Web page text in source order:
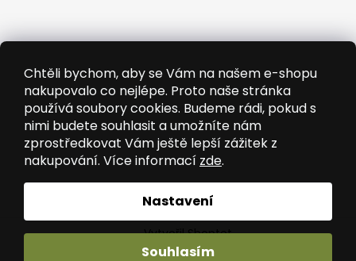
Chtěli bychom, aby se Vám na našem e-shopu
nakupovalo co nejlépe. Proto naše stránka
používá soubory cookies. Budeme rádi, pokud s
nimi budete souhlasit a umožníte nám
zprostředkovat Vám ještě lepší zážitek z
nakupování. Více informací zde.
Nastavení
Souhlasím
Sledovat na Instagramu
Vytvořil Shoptet
Wooded. Všechna práva vyhrazena.